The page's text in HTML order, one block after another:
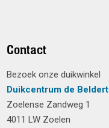
Contact
Bezoek onze duikwinkel
Duikcentrum de Beldert
Zoelense Zandweg 1
4011 LW Zoelen